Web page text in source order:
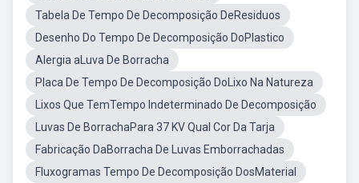
Tabela De Tempo De Decomposição DeResiduos
Desenho Do Tempo De Decomposição DoPlastico
Alergia aLuva De Borracha
Placa De Tempo De Decomposição DoLixo Na Natureza
Lixos Que TemTempo Indeterminado De Decomposição
Luvas De BorrachaPara 37 KV Qual Cor Da Tarja
Fabricação DaBorracha De Luvas Emborrachadas
Fluxogramas Tempo De Decomposição DosMaterial